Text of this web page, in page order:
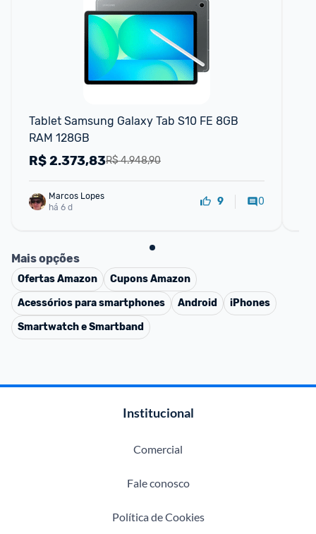
Tablet Samsung Galaxy Tab S10 FE 8GB
RAM 128GB
R$ 4.948,90
R$2.373,83
Marcos Lopes
há 6 d
9 0
Mais opções
OfertasAmazon CuponsAmazon
Acessórios para smartphones
Android
iPhones
Smartwatch e Smartband
Institucional
Comercial
Fale conosco
Política de Cookies